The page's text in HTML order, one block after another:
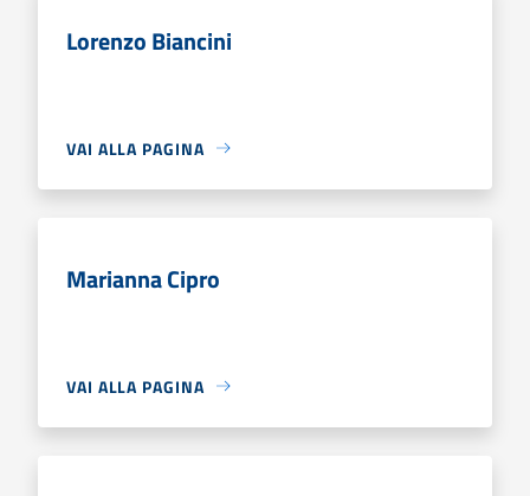
Lorenzo Biancini
VAI ALLA PAGINA
Marianna Cipro
VAI ALLA PAGINA